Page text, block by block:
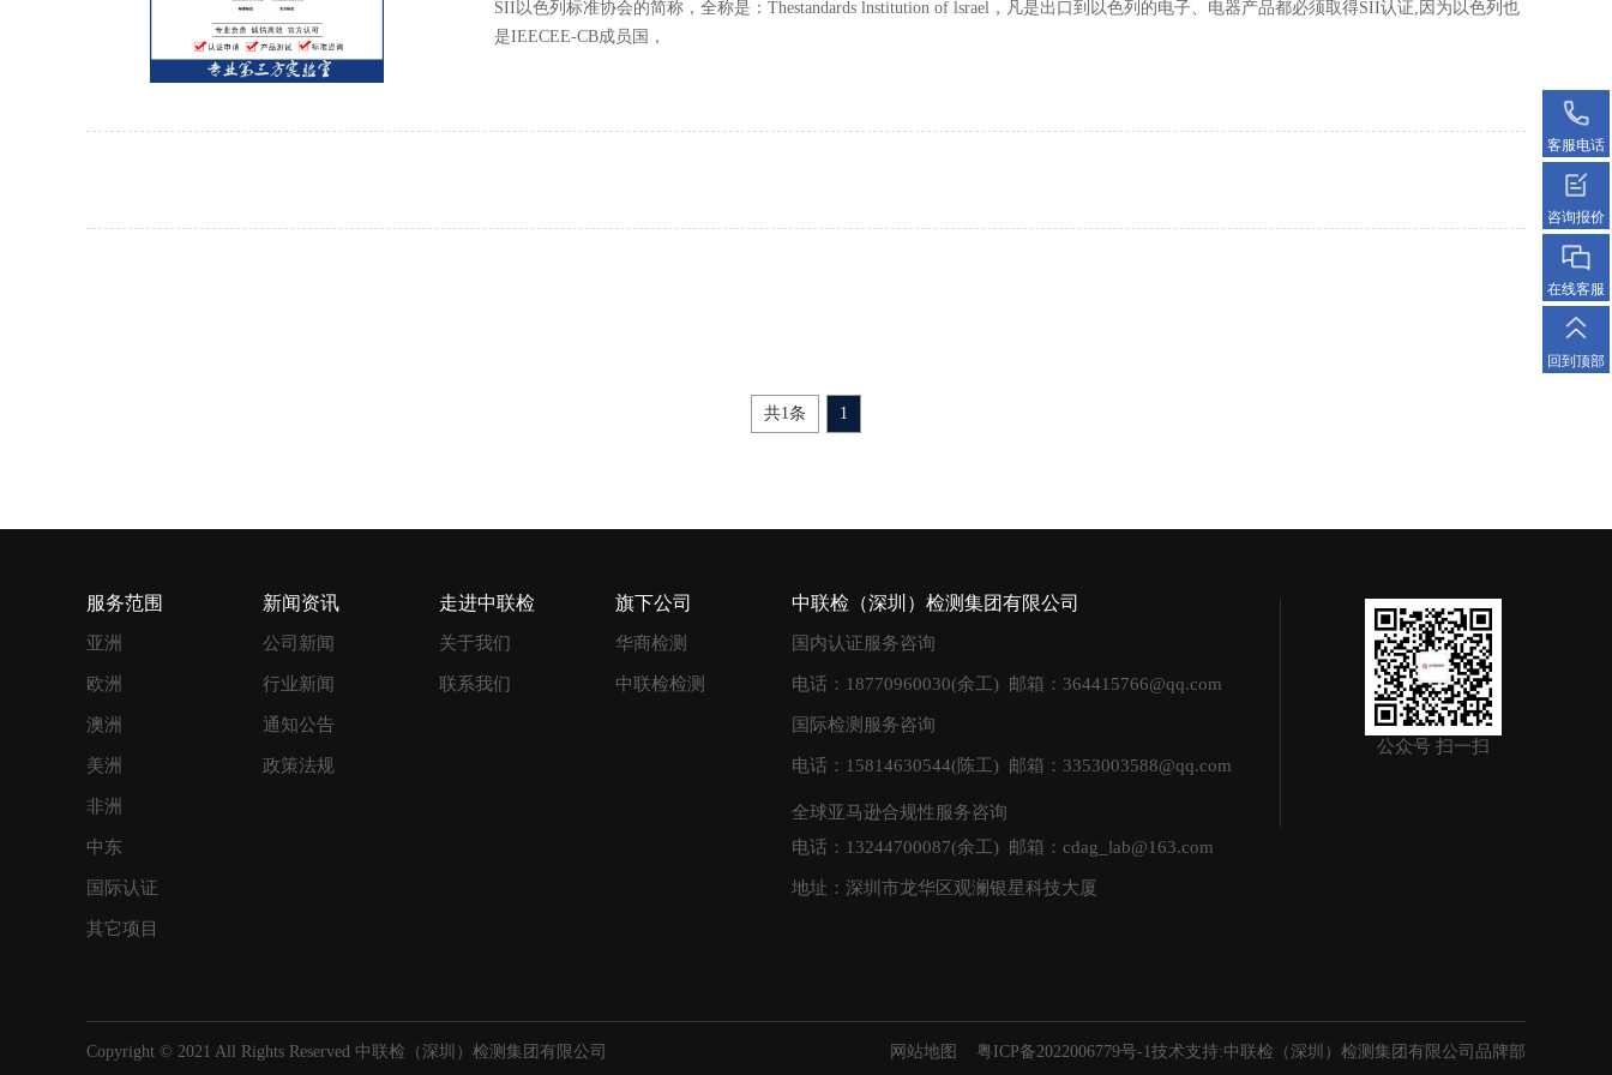
SII以色列标准协会的简称，全称是：Thestandards lnstitution of lsrael，凡是出口到以色列的电子、电器产品都必须取得SII认证,因为以色列也
是IEECEE-CB成员国，
共1条 1
服务范围
亚洲
欧洲
澳洲
美洲
非洲
中东
国际认证
其它项目
新闻资讯
公司新闻
行业新闻
通知公告
政策法规
走进中联检
关于我们
联系我们
旗下公司
华商检测
中联检检测
中联检（深圳）检测集团有限公司
国内认证服务咨询
电话：18770960030(余工) 邮箱：364415766@qq.com
国际检测服务咨询
电话：15814630544(陈工) 邮箱：3353003588@qq.com
全球亚马逊合规性服务咨询
电话：13244700087(余工) 邮箱：cdag_lab@163.com
地址：深圳市龙华区观澜银星科技大厦
公众号 扫一扫
Copyright © 2021 All Rights Reserved 中联检（深圳）检测集团有限公司 网站地图 粤ICP备2022006779号-1技术支持:中联检（深圳）检测集团有限公司品牌部
客服电话
咨询报价
在线客服
回到顶部